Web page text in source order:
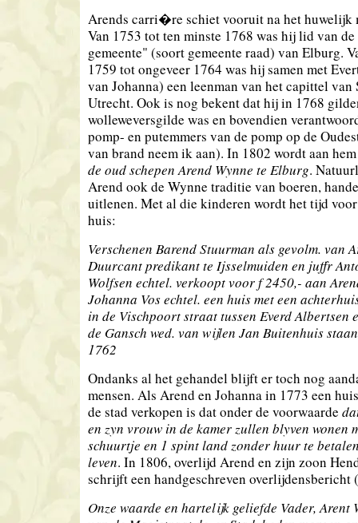
Arends carri�re schiet vooruit na het huwelijk
Van 1753 tot ten minste 1768 was hij lid van
gemeente" (soort gemeente raad) van Elburg.
1759 tot ongeveer 1764 was hij samen met
van Johanna) een leenman van het capittel van
Utrecht. Ook is nog bekentdat hij in 1768
wolleweversgilde was en bovendien
pomp- en putemmers van de pomp op de
van brand neem ik aan). In 1802 wordt aan
de oud schepen Arend Wynne te Elburg.
Arend ook de Wynne traditie van boeren,
uitlenen. Met al die kinderen wordt het tijd
huis:
Verschenen Barend Stuurman als gevolm. van
Duurcant predikant te Ijsselmuiden en juffr
Wolfsen echtel. verkoopt voor f 2450,- aan
Johanna Vos echtel. een huis met een
in de Vischpoort straat tussen Everd Albertsen
de Gansch wed. van wijlen Jan Buitenhuis
1762
Ondanks al het gehandel blijft er toch nog
mensen. Als Arend en Johanna in 1773 een
de stad verkopen is dat onder de voorwaarde
en zyn vrouw in de kamer zullen blyven wonen
schuurtje en 1 spint land zonder huur te
leven. In 1806, overlijd Arend en zijn zoon
schrijft een handgeschreven overlijdensbericht
Onze waarde en hartelijk geliefde Vader, Arent